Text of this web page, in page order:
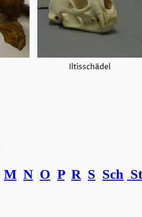
Iltisschädel
M N O P R S Sch St